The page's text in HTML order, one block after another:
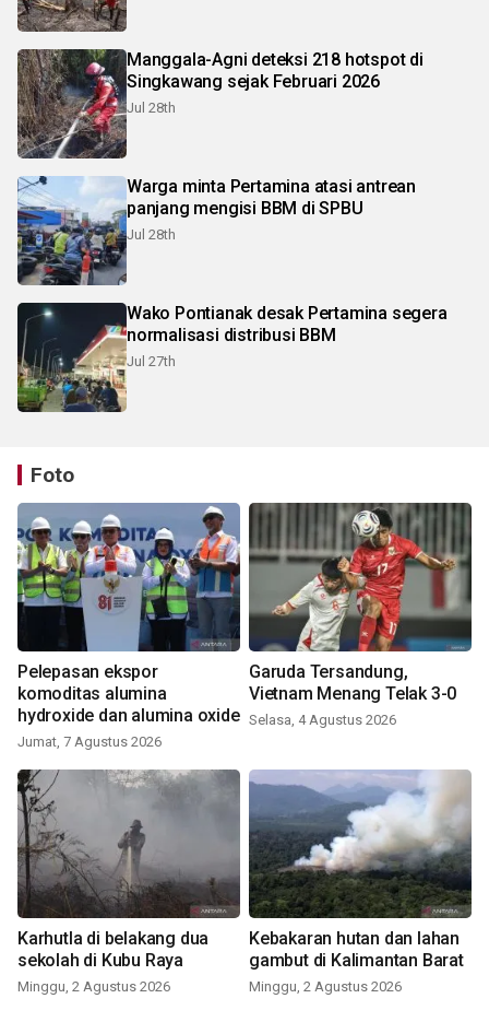
Manggala-Agni deteksi 218 hotspot di
Singkawang sejak Februari 2026
Jul 28th
Warga minta Pertamina atasi antrean
panjang mengisi BBM di SPBU
Jul 28th
Wako Pontianak desak Pertamina segera
normalisasi distribusi BBM
Jul 27th
Foto
Pelepasan ekspor
komoditas alumina
hydroxide dan alumina oxide
Jumat, 7 Agustus 2026
Garuda Tersandung,
Vietnam Menang Telak 3-0
Selasa, 4 Agustus 2026
Karhutla di belakang dua
sekolah di Kubu Raya
Minggu, 2 Agustus 2026
Kebakaran hutan dan lahan
gambut di Kalimantan Barat
Minggu, 2 Agustus 2026